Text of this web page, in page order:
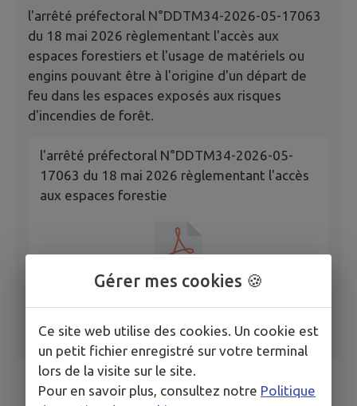
l'arrêté préfectoral N°DDTM34-2026-05-17063
du 18 mai 2026 règlementant l'accès aux
espaces forestiers et l'usage de matériels ou
engins pouvant être à l'origine d'un départ de
feu dans les espaces exposés aux risques
d'incendies de forêt.
l'arrêté préfectoral N°DDTM34-2026-05-
17063 du 18 mai 2026 règlementant l'accès
aux espaces forestie
Gérer mes cookies 🍪
Ce site web utilise des cookies. Un cookie est
un petit fichier enregistré sur votre terminal
lors de la visite sur le site.
Pour en savoir plus, consultez notre Politique